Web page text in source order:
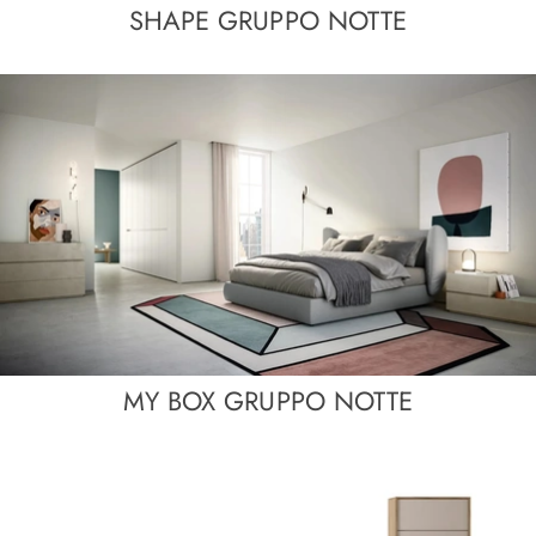
SHAPE GRUPPO NOTTE
MY BOX GRUPPO NOTTE